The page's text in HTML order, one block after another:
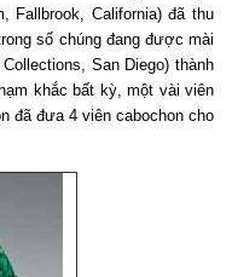
Fallbrook, California) đã thu
số chúng đang được mài
San Diego) thành
khắc bất kỳ, một vài viên
đã đưa 4 viên cabochon cho